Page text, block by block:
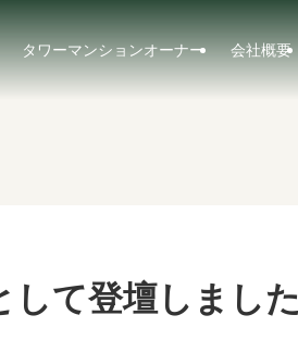
タワーマンションオーナー 会社概要
して登壇しました